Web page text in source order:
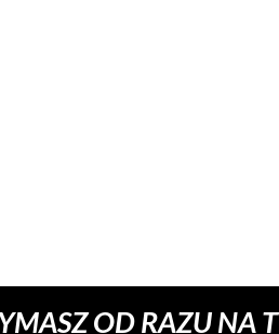
OD RAZU NA